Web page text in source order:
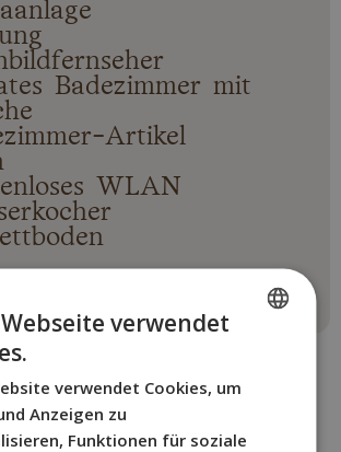
Badezimmer mit
Artikel
WLAN
ENGLISH
Webseite verwendet
verwendet Cookies, um
Anzeigen zu
Funktionen für soziale